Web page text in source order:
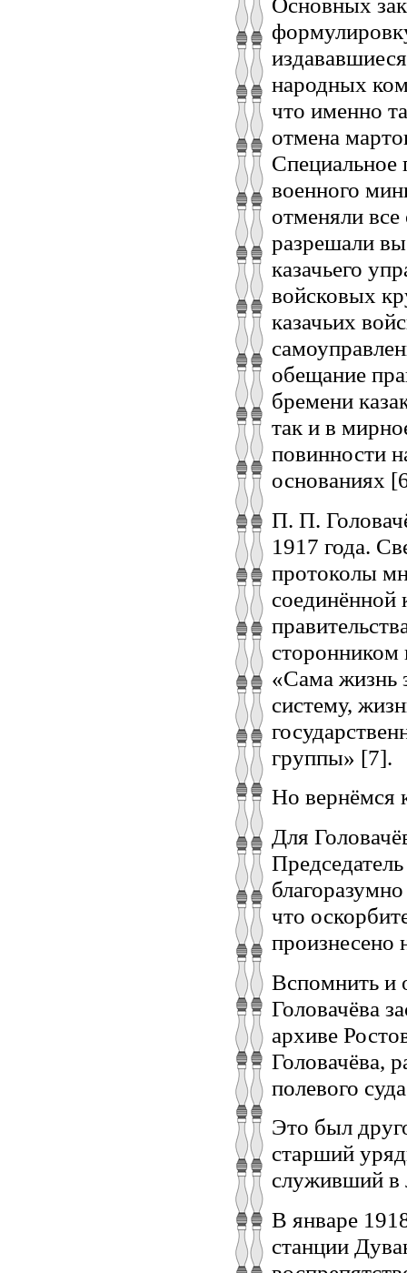
Основных
народных
что именно
отмена
Специальное
военного
отменяли все
разрешали
казачьего
войсковых
казачьих
обещание
бремени
так и в
повинности
основаниях
П. П.
1917 года.
протоколы
соединённой
сторонником
«Сама жизнь
систему,
группы» [7].
Но вернёмся
Для
что
произнесено
Вспомнить и
Головачёва
архиве
Головачёва,
полевого
Это был
старший
служивший в
В январе
станции